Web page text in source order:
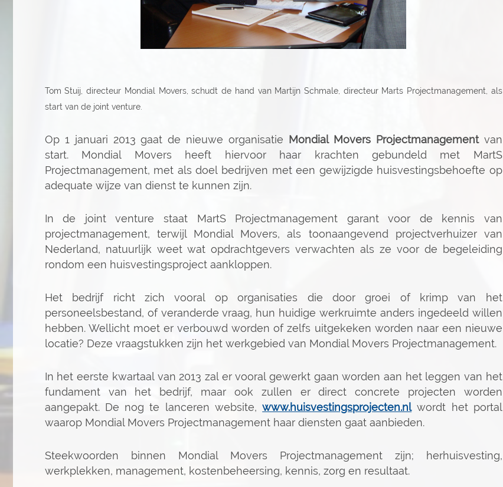
Tom Stuij, directeur Mondial Movers, schudt de hand van Martijn Schmale, directeur Marts Projectmanagement, als
start van de joint venture.
Op 1 januari 2013 gaat de nieuwe organisatie Mondial Movers Projectmanagementvan
start. Mondial Movers heeft hiervoor haar krachten gebundeld met MartS
Projectmanagement, met als doel bedrijven met een gewijzigde huisvestingsbehoefte op
adequate wijze van dienst te kunnen zijn.
In de joint venture staat MartS Projectmanagement garant voor de kennis van
projectmanagement, terwijl Mondial Movers, als toonaangevend projectverhuizer van
Nederland, natuurlijk weet wat opdrachtgevers verwachten als ze voor de begeleiding
rondom een huisvestingsproject aankloppen.
Het bedrijf richt zich vooral op organisaties die door groei of krimp van het
personeelsbestand, of veranderde vraag, hun huidige werkruimte anders ingedeeld willen
hebben. Wellicht moet er verbouwd worden of zelfs uitgekeken worden naar een nieuwe
locatie? Deze vraagstukken zijn het werkgebied van Mondial Movers Projectmanagement.
In het eerste kwartaal van 2013 zal er vooral gewerkt gaan worden aan het leggen van het
fundament van het bedrijf, maar ook zullen er direct concrete projecten worden
aangepakt. De nog te lanceren website,www.huisvestingsprojecten.nlwordt het portal
waarop Mondial Movers Projectmanagement haar diensten gaat aanbieden.
Steekwoorden binnen Mondial Movers Projectmanagement zijn; herhuisvesting,
werkplekken, management, kostenbeheersing, kennis, zorg en resultaat.